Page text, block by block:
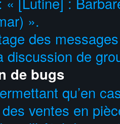
».
des
discussion de
de bugs
qu’en
des ventes en